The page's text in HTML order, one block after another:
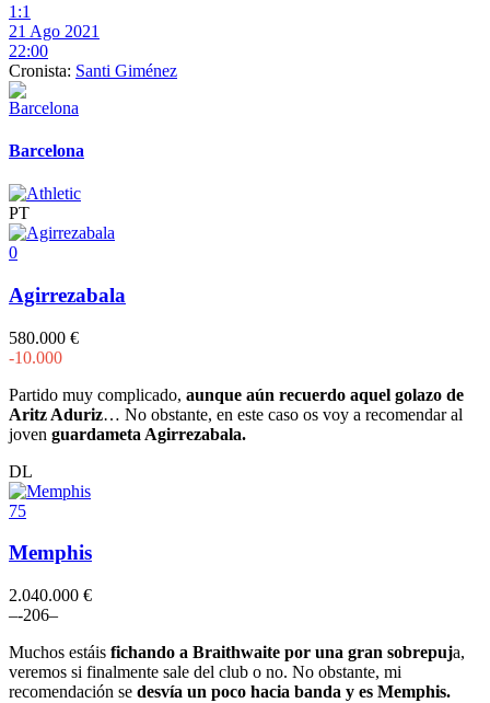
1:1
21 Ago 2021
22:00
Cronista: Santi Giménez
Barcelona
PT
0
Agirrezabala
580.000 €
-10.000
Partido muy complicado, aunque aún recuerdo aquel golazo de
Aritz Aduriz… No obstante, en este caso os voy a recomendar al
joven guardameta Agirrezabala.
DL
75
Memphis
2.040.000 €
–-206–
Muchos estáis fichando a Braithwaite por una gran sobrepuja,
veremos si finalmente sale del club o no. No obstante, mi
recomendación se desvía un poco hacia banda y es Memphis.